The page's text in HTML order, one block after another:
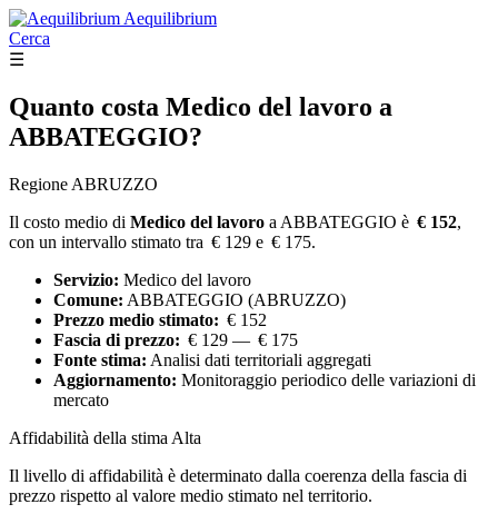
Aequilibrium
Cerca
☰
Quanto costa Medico del lavoro a
ABBATEGGIO?
Regione ABRUZZO
Il costo medio di Medico del lavoro a ABBATEGGIO è € 152,
con un intervallo stimato tra € 129 e € 175.
Servizio: Medico del lavoro
Comune: ABBATEGGIO (ABRUZZO)
Prezzo medio stimato: € 152
Fascia di prezzo: € 129 — € 175
Fonte stima: Analisi dati territoriali aggregati
Aggiornamento: Monitoraggio periodico delle variazioni di
mercato
Affidabilità della stima Alta
Il livello di affidabilità è determinato dalla coerenza della fascia di
prezzo rispetto al valore medio stimato nel territorio.